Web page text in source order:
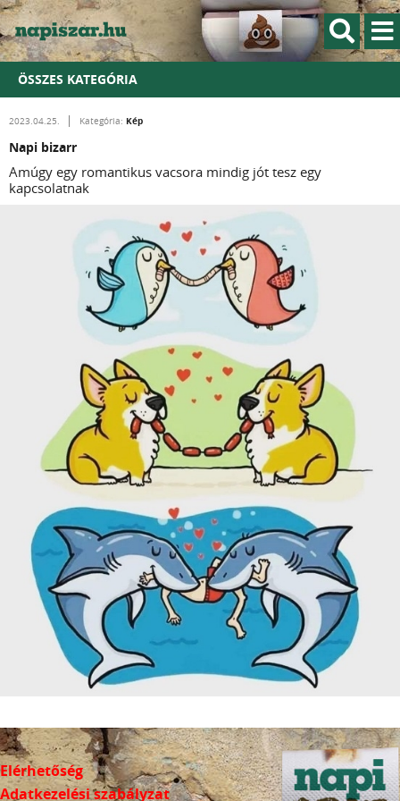
ÖSSZES KATEGÓRIA
2023.04.25. Kategória: Kép
Napi bizarr
Amúgy egy romantikus vacsora mindig jót tesz egy
kapcsolatnak
Elérhetőség
Adatkezelési szabályzat